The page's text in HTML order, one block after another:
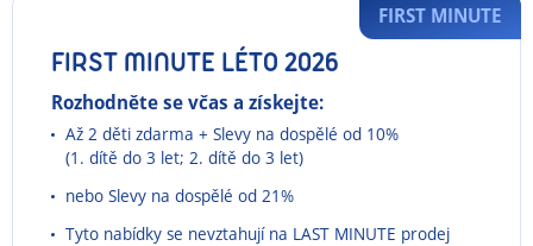
FIRST MINUTE LÉTO 2026
Rozhodněte se včas a získejte:
Až 2 děti zdarma + Slevy na dospělé od 10%
(1. dítě do 3 let; 2. dítě do 3 let)
nebo Slevy na dospělé od 21%
Tyto nabídky se nevztahují na LAST MINUTE prodej
FIRST MINUTE